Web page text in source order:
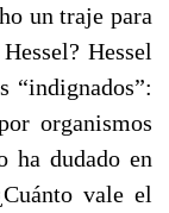
un traje para
Hessel
“indignados”:
organismos
ha dudado en
vale el